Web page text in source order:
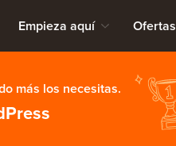
Empieza aquí Ofertas
más los necesitas.